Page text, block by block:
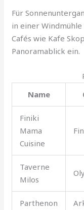
Für
in einer
Cafés wie Kafe
Panoramablick ein.
Name
Finiki
Mama
Cuisine
Taverne
Milos
Parthenon